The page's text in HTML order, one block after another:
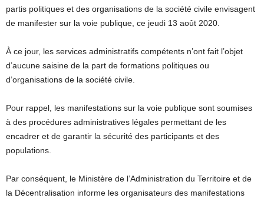
partis politiques et des organisations de la société civile envisagent
de manifester sur la voie publique, ce jeudi 13 août 2020.
À ce jour, les services administratifs compétents n’ont fait l’objet
d’aucune saisine de la part de formations politiques ou
d’organisations de la société civile.
Pour rappel, les manifestations sur la voie publique sont soumises
à des procédures administratives légales permettant de les
encadrer et de garantir la sécurité des participants et des
populations.
Par conséquent, le Ministère de l’Administration du Territoire et de
la Décentralisation informe les organisateurs des manifestations